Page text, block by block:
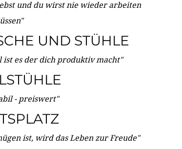
und du wirst nie wieder arbeiten
UND STÜHLE
es der dich produktiv macht"
- preiswert"
ist, wird das Leben zur Freude"